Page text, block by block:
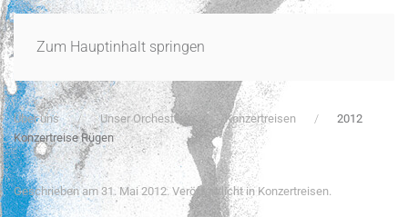
Zum Hauptinhalt springen
Über uns Unser Orchester Konzertreisen
2012
Konzertreise Rügen
Geschrieben am 31. Mai 2012. Veröffentlicht in Konzertreisen.